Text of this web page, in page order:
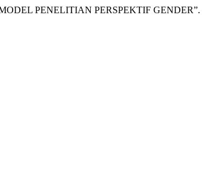
PENELITIAN PERSPEKTIF GENDER”.